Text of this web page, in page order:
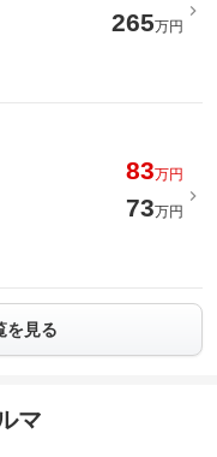
265万円
83万円
73万円
を見る
マ